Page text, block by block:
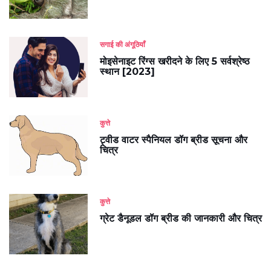
सगाई की अंगूठियाँ
मोइसेनाइट रिंग्स खरीदने के लिए 5 सर्वश्रेष्ठ
स्थान [2023]
कुत्ते
ट्वीड वाटर स्पैनियल डॉग ब्रीड सूचना और
चित्र
कुत्ते
ग्रेट डैनूडल डॉग ब्रीड की जानकारी और चित्र